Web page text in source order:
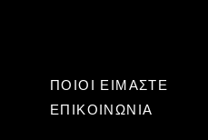
ΠΟΙΟΙ ΕΙΜΑΣΤΕ
ΕΠΙΚΟΙΝΩΝΊΑ